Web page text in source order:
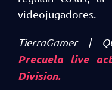
videojugadores.
TierraGamer |
Precuela live
Division.